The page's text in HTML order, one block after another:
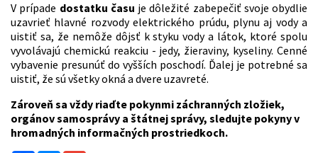
V prípade dostatku času je dôležité zabepečiť svoje obydlie
uzavrieť hlavné rozvody elektrického prúdu, plynu aj vody a
uistiť sa, že nemôže dôjsť k styku vody a látok, ktoré spolu
vyvolávajú chemickú reakciu - jedy, žieraviny, kyseliny. Cenné
vybavenie presunúť do vyšších poschodí. Ďalej je potrebné sa
uistiť, že sú všetky okná a dvere uzavreté.
Zároveň sa vždy riaďte pokynmi záchranných zložiek,
orgánov samosprávy a štátnej správy, sledujte pokyny v
hromadných informačných prostriedkoch.